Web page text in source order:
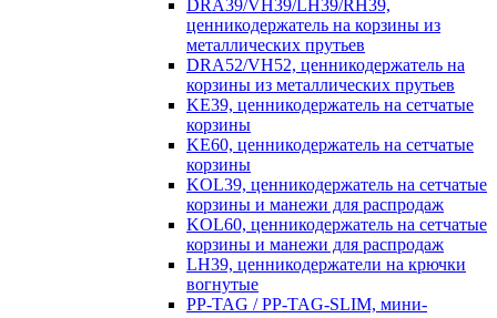
DRA39/VH39/LH39/RH39,
ценникодержатель на корзины из
металлических прутьев
DRA52/VH52, ценникодержатель на
корзины из металлических прутьев
KE39, ценникодержатель на сетчатые
корзины
KE60, ценникодержатель на сетчатые
корзины
KOL39, ценникодержатель на сетчатые
корзины и манежи для распродаж
KOL60, ценникодержатель на сетчатые
корзины и манежи для распродаж
LH39, ценникодержатели на крючки
вогнутые
PP-TAG / PP-TAG-SLIM, мини-